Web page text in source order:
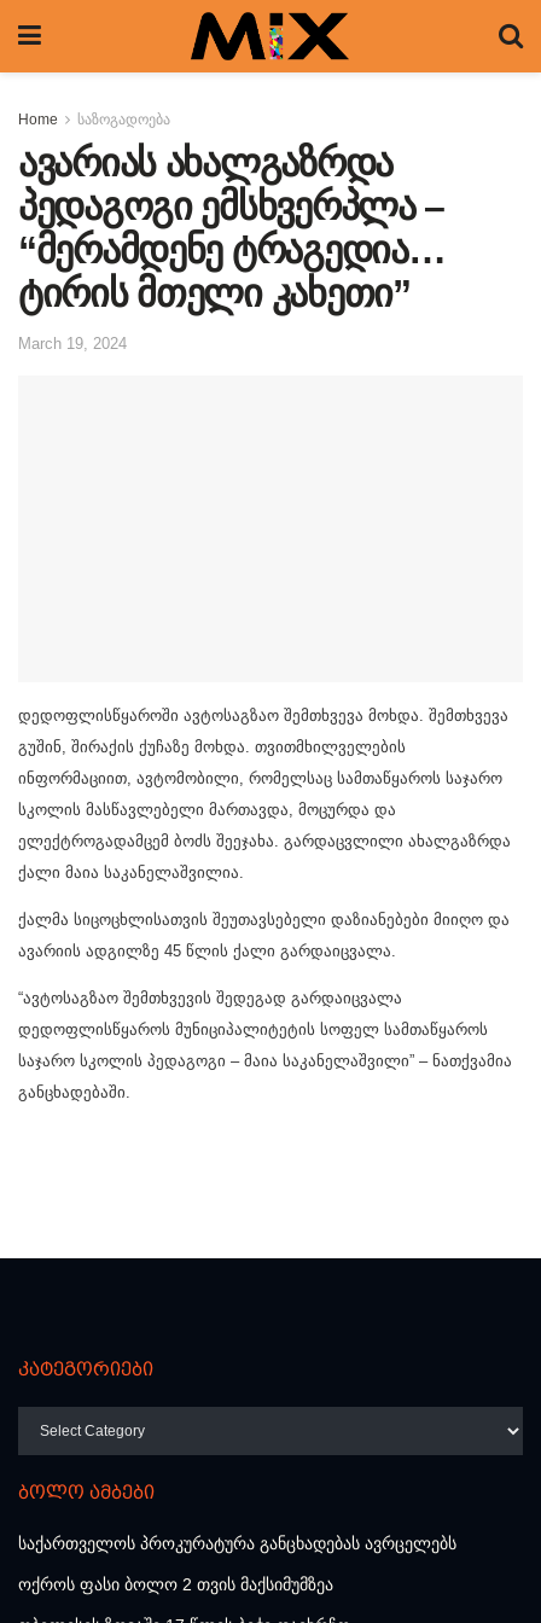
Home საზოგადოება
ავარიას ახალგაზრდა
პედაგოგი ემსხვერპლა –
“მერამდენე ტრაგედია…
ტირის მთელი კახეთი”
March 19, 2024
დედოფლისწყაროში ავტოსაგზაო შემთხვევა მოხდა. შემთხვევა
გუშინ, შირაქის ქუჩაზე მოხდა. თვითმხილველების
ინფორმაციით, ავტომობილი, რომელსაც სამთაწყაროს საჯარო
სკოლის მასწავლებელი მართავდა, მოცურდა და
ელექტროგადამცემ ბოძს შეეჯახა. გარდაცვლილი ახალგაზრდა
ქალი მაია საკანელაშვილია.
ქალმა სიცოცხლისათვის შეუთავსებელი დაზიანებები მიიღო და
ავარიის ადგილზე 45 წლის ქალი გარდაიცვალა.
“ავტოსაგზაო შემთხვევის შედეგად გარდაიცვალა
დედოფლისწყაროს მუნიციპალიტეტის სოფელ სამთაწყაროს
საჯარო სკოლის პედაგოგი – მაია საკანელაშვილი” – ნათქვამია
განცხადებაში.
კატეგორიები
ბოლო ამბები
საქართველოს პროკურატურა განცხადებას ავრცელებს
ოქროს ფასი ბოლო 2 თვის მაქსიმუმზეა